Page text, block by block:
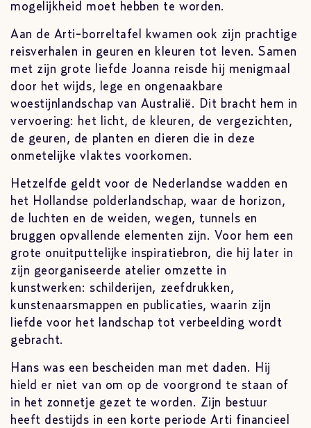
mogelijkheid moet hebben te worden.
Aan de Arti-borreltafel kwamen ook zijn prachtige
reisverhalen in geuren en kleuren tot leven. Samen
met zijn grote liefde Joanna reisde hij menigmaal
door het wijds, lege en ongenaakbare
woestijnlandschap van Australië. Dit bracht hem in
vervoering: het licht, de kleuren, de vergezichten,
de geuren, de planten en dieren die in deze
onmetelijke vlaktes voorkomen.
Hetzelfde geldt voor de Nederlandse wadden en
het Hollandse polderlandschap, waar de horizon,
de luchten en de weiden, wegen, tunnels en
bruggen opvallende elementen zijn. Voor hem een
grote onuitputtelijke inspiratiebron, die hij later in
zijn georganiseerde atelier omzette in
kunstwerken: schilderijen, zeefdrukken,
kunstenaarsmappen en publicaties, waarin zijn
liefde voor het landschap tot verbeelding wordt
gebracht.
Hans was een bescheiden man met daden. Hij
hield er niet van om op de voorgrond te staan of
in het zonnetje gezet te worden. Zijn bestuur
heeft destijds in een korte periode Arti financieel